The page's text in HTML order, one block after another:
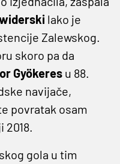
lako je
Zalewskog.
skoro pa da
Gyökeres u 88.
navijače,
povratak osam
2018.
gola u tim